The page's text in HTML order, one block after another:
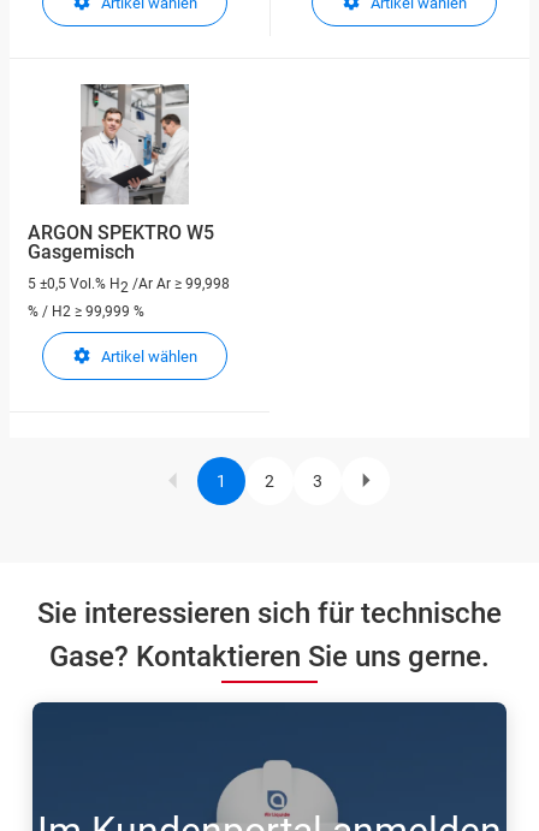
ARGON SPEKTRO W5
Gasgemisch
5 ±0,5 Vol.% H2 /Ar Ar ≥ 99,998
% / H2 ≥ 99,999 %
Artikel wählen
Current
page
1 Page
2 Page
3
Next
Sie interessieren sich für technische
Gase? Kontaktieren Sie uns gerne.